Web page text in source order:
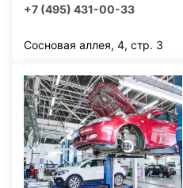
+7 (495) 431-00-33
Сосновая аллея, 4, стр. 3